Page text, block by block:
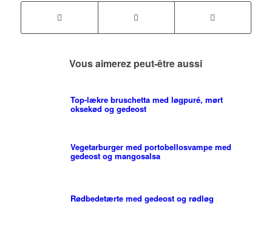
Vous aimerez peut-être aussi
Top-lækre bruschetta med løgpuré, mørt
oksekød og gedeost
Vegetarburger med portobellosvampe med
gedeost og mangosalsa
Rødbedetærte med gedeost og rødløg